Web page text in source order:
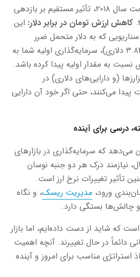
کف، میانگین یا سقف قیمت سال ۲۰۱۸، تأثیر مستقیم بر بازدهی
کاهش ارزش تومان در برابر دلار: این
که به دلار متحمل ضرر
شده‌اید (خرید در سقف ۳.۸۳ دلاری)، سرمایه‌گذاری اولیه شما به
به مقدار اولیه پیدا کرده باشد.
(و دارایی‌های دلاری) در
پیدا می‌کنند، حتی اگر خود آن دارایی
درسی برای آینده
می‌دهد که سرمایه‌گذاری در بازارهای
نیازمند درک هر دو جنبه نوسان
تأثیر تغییرات نرخ ارز است.
ورود، مدیریت ریسک، و نگاه
و چالش‌ها بستگی دارد.
که شاید از دست داده‌ایم، اما بازار
دائماً در حال تغییرند. آنچه اهمیت
مناسب برای امروز و آینده